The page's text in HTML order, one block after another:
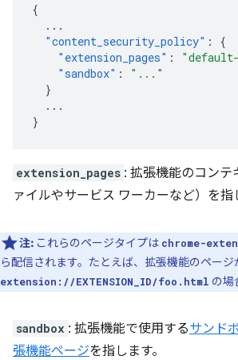
{
...
"content_security_policy" :
{
"extension_pages" :
"sandbox" :
"..."
}
...
}
extension_pages : 拡張機能のコンテ
ァイルやサービス ワーカーなど）を指
注: これらのページタイプは chrome-
ら配信されます。たとえば、拡張機能のページ
extension://EXTENSION_ID/foo.html の場
sandbox : 拡張機能で使用するサンド
張機能ページを指します。